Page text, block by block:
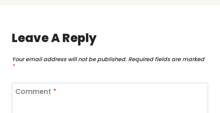
Leave A Reply
Your email address will not be published. Required fields are marked
*
Comment *